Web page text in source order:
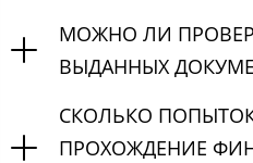
МОЖНО ЛИ
ВЫДАННЫХ
СКОЛЬКО
ПРОХОЖДЕНИЕ